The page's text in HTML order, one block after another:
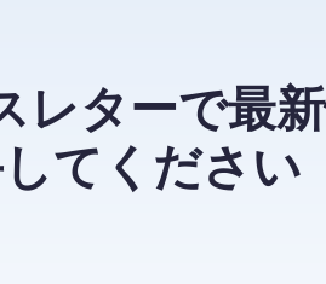
レターで最
てください